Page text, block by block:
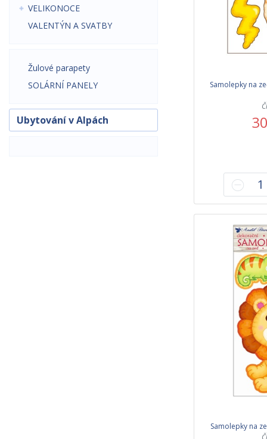
VELIKONOCE
VALENTÝN A SVATBY
Žulové parapety
SOLÁRNÍ PANELY
Ubytování v Alpách
Samolepky na
Samolepky na